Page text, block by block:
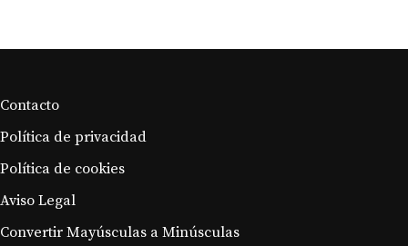
Contacto
Política de privacidad
Política de cookies
Aviso Legal
Convertir Mayúsculas a Minúsculas